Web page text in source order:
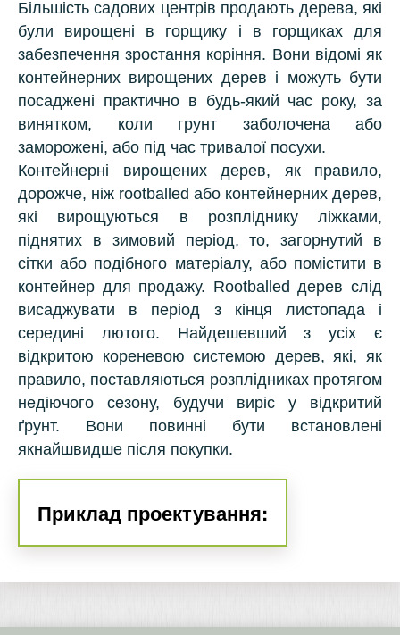
Більшість садових центрів продають дерева, які
були вирощені в горщику і в горщиках для
забезпечення зростання коріння. Вони відомі як
контейнерних вирощених дерев і можуть бути
посаджені практично в будь-який час року, за
винятком, коли грунт заболочена або
заморожені, або під час тривалої посухи.
Контейнерні вирощених дерев, як правило,
дорожче, ніж rootballed або контейнерних дерев,
які вирощуються в розпліднику ліжками,
піднятих в зимовий період, то, загорнутий в
сітки або подібного матеріалу, або помістити в
контейнер для продажу. Rootballed дерев слід
висаджувати в період з кінця листопада і
середині лютого. Найдешевший з усіх є
відкритою кореневою системою дерев, які, як
правило, поставляються розплідниках протягом
недіючого сезону, будучи виріс у відкритий
ґрунт. Вони повинні бути встановлені
якнайшвидше після покупки.
Приклад проектування: